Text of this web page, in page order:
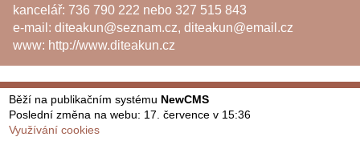
kancelář: 736 790 222 nebo 327 515 843
e-mail: diteakun@seznam.cz, diteakun@email.cz
www: http://www.diteakun.cz
Běží na publikačním systému NewCMS
Poslední změna na webu: 17. července v 15:36
Využívání cookies